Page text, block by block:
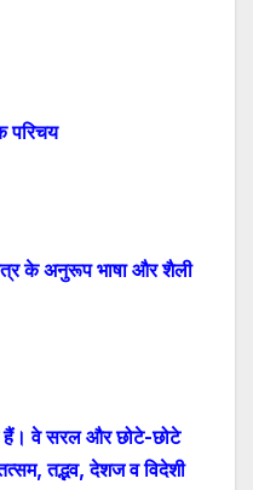
परिचय
के अनुरूप भाषा और शैली
हैं। वे सरल और छोटे-छोटे
, तद्भव, देशज व विदेशी